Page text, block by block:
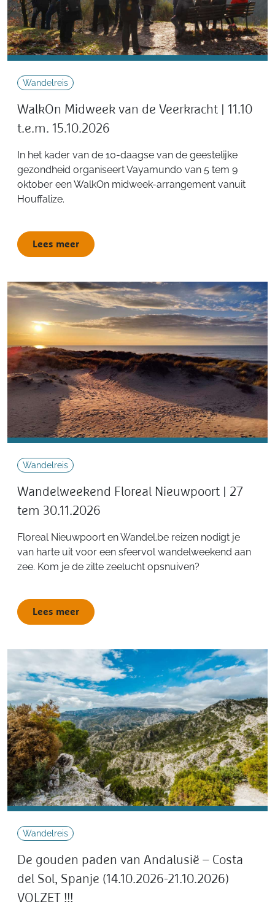
Wandelreis
WalkOn Midweek van de Veerkracht | 11.10
t.e.m. 15.10.2026
In het kader van de 10-daagse van de geestelijke
gezondheid organiseert Vayamundo van 5 tem 9
oktober een WalkOn midweek-arrangement vanuit
Houffalize.
Lees meer
Wandelreis
Wandelweekend Floreal Nieuwpoort | 27
tem 30.11.2026
Floreal Nieuwpoort en Wandel.be reizen nodigt je
van harte uit voor een sfeervol wandelweekend aan
zee. Kom je de zilte zeelucht opsnuiven?
Lees meer
Wandelreis
De gouden paden van Andalusië – Costa
del Sol, Spanje (14.10.2026-21.10.2026)
VOLZET !!!